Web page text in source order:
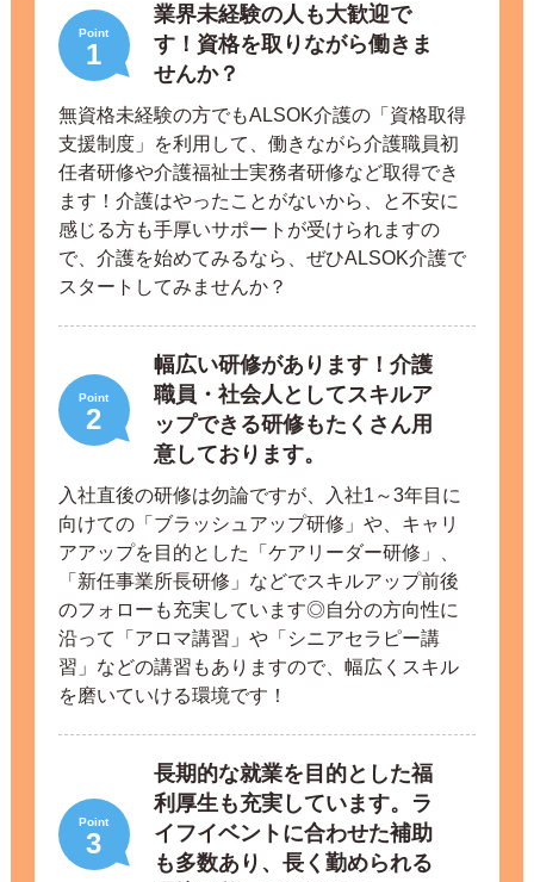
Point
1
業界未経験の人も大歓迎で
す！資格を取りながら働きま
せんか？
無資格未経験の方でもALSOK介護の「資格取得
支援制度」を利用して、働きながら介護職員初
任者研修や介護福祉士実務者研修など取得でき
ます！介護はやったことがないから、と不安に
感じる方も手厚いサポートが受けられますの
で、介護を始めてみるなら、ぜひALSOK介護で
スタートしてみませんか？
Point
2
幅広い研修があります！介護
職員・社会人としてスキルア
ップできる研修もたくさん用
意しております。
入社直後の研修は勿論ですが、入社1～3年目に
向けての「ブラッシュアップ研修」や、キャリ
アアップを目的とした「ケアリーダー研修」、
「新任事業所長研修」などでスキルアップ前後
のフォローも充実しています◎自分の方向性に
沿って「アロマ講習」や「シニアセラピー講
習」などの講習もありますので、幅広くスキル
を磨いていける環境です！
Point
3
長期的な就業を目的とした福
利厚生も充実しています。ラ
イフイベントに合わせた補助
も多数あり、長く勤められる